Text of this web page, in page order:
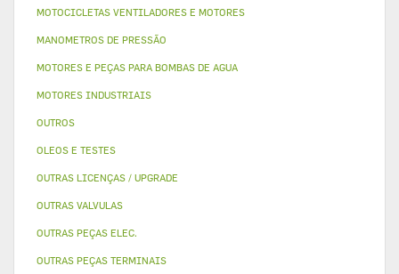
MOTOCICLETAS VENTILADORES E MOTORES
MANOMETROS DE PRESSÃO
MOTORES E PEÇAS PARA BOMBAS DE AGUA
MOTORES INDUSTRIAIS
OUTROS
OLEOS E TESTES
OUTRAS LICENÇAS / UPGRADE
OUTRAS VALVULAS
OUTRAS PEÇAS ELEC.
OUTRAS PEÇAS TERMINAIS